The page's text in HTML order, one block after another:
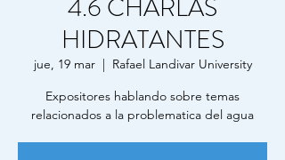
4.6 CHARLAS
HIDRATANTES
jue, 19 mar
  |
Rafael Landivar University
Expositores hablando sobre temas
relacionados a la problematica del agua